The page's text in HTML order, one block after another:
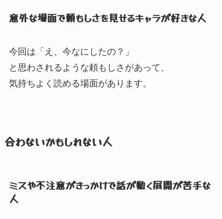
意外な場面で頼もしさを見せるキャラが好きな人
今回は「え、 今なにしたの？ 」
と思わされるような頼もしさがあって、
気持ちよく読める場面があります。
合わないかもしれない人
ミスや不注意がきっかけで話が動く展開が苦手な
人